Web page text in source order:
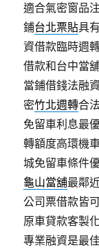
適合氣密窗品
鋪台北票貼具
資借款臨時週
借款和台中當
當鋪借錢法融
密竹北週轉合
免留車利息最
轉額度高環機
城免留車條件
龜山當舖最鄰
公司票借款皆
原車貸款客製
專業融資是最